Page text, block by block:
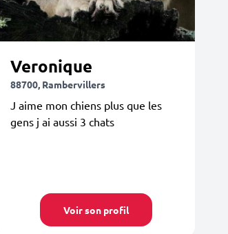
Veronique
88700, Rambervillers
J aime mon chiens plus que les
gens j ai aussi 3 chats
Voir son profil